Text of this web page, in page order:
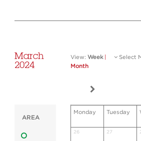
March
2024
View: Week
Month
Select
AREA
Monday Tuesday
26 27